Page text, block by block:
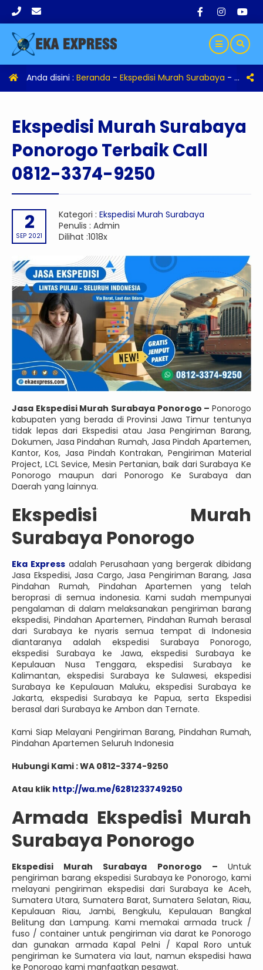
Anda disini : Beranda - Ekspedisi Murah Surabaya -
Ekspedisi Murah Surabaya
Ponorogo Terbaik Call
0812-3374-9250
2
SEP 2021
Kategori : Ekspedisi Murah Surabaya
Penulis : Admin
Dilihat :1018x
Jasa Ekspedisi Murah Surabaya Ponorogo – Ponorogo
kabupaten yang berada di Provinsi Jawa Timur tentunya
tidak lepas dari Ekspedisi atau Jasa Pengiriman Barang,
Dokumen, Jasa Pindahan Rumah, Jasa Pindah Apartemen,
Kantor, Kos, Jasa Pindah Kontrakan, Pengiriman Material
Project, LCL Sevice, Mesin Pertanian, baik dari Surabaya Ke
Ponorogo maupun dari Ponorogo Ke Surabaya dan
Daerah yang lainnya.
Ekspedisi Murah
Surabaya Ponorogo
Eka Expressadalah Perusahaan yang bergerak dibidang
Jasa Ekspedisi, Jasa Cargo, Jasa Pengiriman Barang, Jasa
Pindahan Rumah, Pindahan Apartemen yang telah
beroprasi di semua indonesia. Kami sudah mempunyai
pengalaman di dalam melaksanakan pengiriman barang
ekspedisi, Pindahan Apartemen, Pindahan Rumah berasal
dari Surabaya ke nyaris semua tempat di Indonesia
diantaranya adalah ekspedisi Surabaya Ponorogo,
ekspedisi Surabaya ke Jawa, ekspedisi Surabaya ke
Kepulauan Nusa Tenggara, ekspedisi Surabaya ke
Kalimantan, ekspedisi Surabaya ke Sulawesi, ekspedisi
Surabaya ke Kepulauan Maluku, ekspedisi Surabaya ke
Jakarta, ekspedisi Surabaya ke Papua, serta Ekspedisi
berasal dari Surabaya ke Ambon dan Ternate.
Kami Siap Melayani Pengiriman Barang, Pindahan Rumah,
Pindahan Apartemen Seluruh Indonesia
Hubungi Kami : WA 0812-3374-9250
Atau klik http://wa.me/6281233749250
Armada Ekspedisi Murah
Surabaya Ponorogo
Ekspedisi Murah Surabaya Ponorogo – Untuk
pengiriman barang ekspedisi Surabaya ke Ponorogo, kami
melayani pengiriman ekspedisi dari Surabaya ke Aceh,
Sumatera Utara, Sumatera Barat, Sumatera Selatan, Riau,
Kepulauan Riau, Jambi, Bengkulu, Kepulauan Bangkal
Belitung dan Lampung. Kami memakai armada truck /
fuso / container untuk pengiriman via darat ke Ponorogo
dan gunakan armada Kapal Pelni / Kapal Roro untuk
pengiriman ke Sumatera via laut, namun ekspedisi hawa
ke Ponorogo kami manfaatkan pesawat.